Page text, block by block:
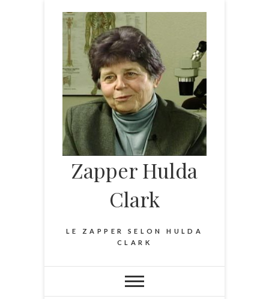
content
Zapper Hulda
Clark
LE ZAPPER SELON HULDA
CLARK